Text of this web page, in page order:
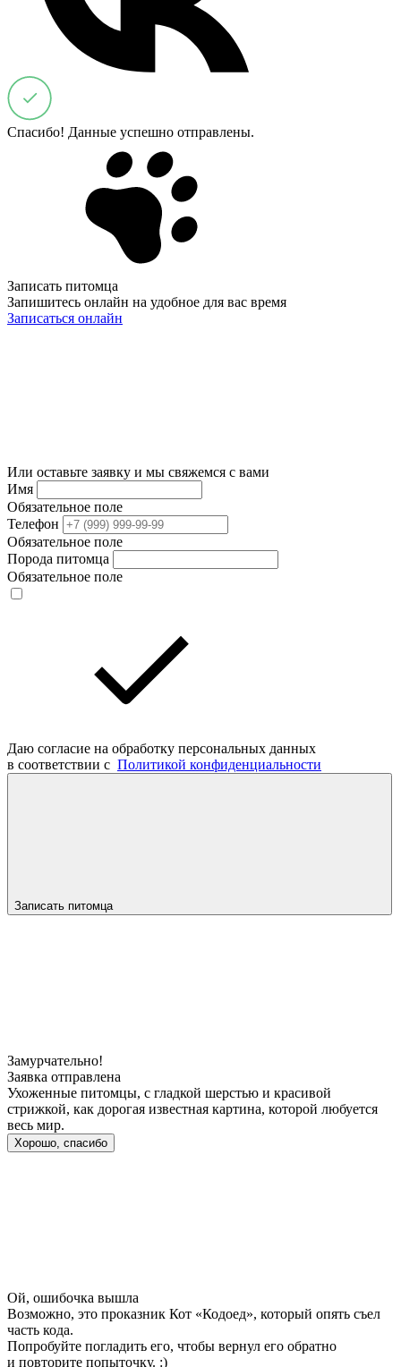
Спасибо! Данные успешно отправлены.
Записать питомца
Запишитесь онлайн на удобное для вас время
Записаться онлайн
Или оставьте заявку и мы свяжемся с вами
Имя
Обязательное поле
Телефон
Обязательное поле
Порода питомца
Обязательное поле
Даю согласие на обработку персональных данных
в соответствии с Политикой конфиденциальности
Записать питомца
Замурчательно!
Заявка отправлена
Ухоженные питомцы, с гладкой шерстью и красивой
стрижкой, как дорогая известная картина, которой любуется
весь мир.
Хорошо, спасибо
Ой, ошибочка вышла
Возможно, это проказник Кот «Кодоед», который опять съел
часть кода.
Попробуйте погладить его, чтобы вернул его обратно
и повторите попыточку. :)